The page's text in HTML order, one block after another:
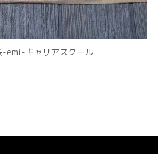
キャリアスクール